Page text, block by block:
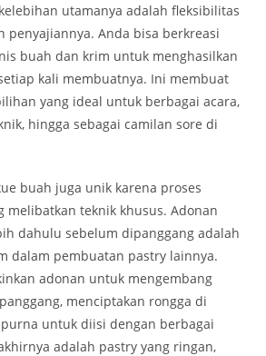
utamanya adalah fleksibilitas
penyajiannya. Anda bisa berkreasi
buah dan krim untuk menghasilkan
kali membuatnya. Ini membuat
yang ideal untuk berbagai acara,
hingga sebagai camilan sore di
buah juga unik karena proses
melibatkan teknik khusus. Adonan
dahulu sebelum dipanggang adalah
dalam pembuatan pastry lainnya.
adonan untuk mengembang
menciptakan rongga di
untuk diisi dengan berbagai
adalah pastry yang ringan,